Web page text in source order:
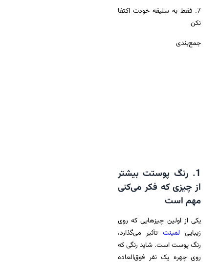
7. فقط به سلیقه خودت اکتفا
نکن
جمع‌بندی
1. رنگ پوستت بیشتر
از چیزی که فکر می‌کنی
مهم است
یکی از اولین چیزهایی که روی
زیبایی لمینت تأثیر می‌گذارد،
رنگ پوست است. شاید رنگی که
روی چهره یک نفر فوق‌العاده